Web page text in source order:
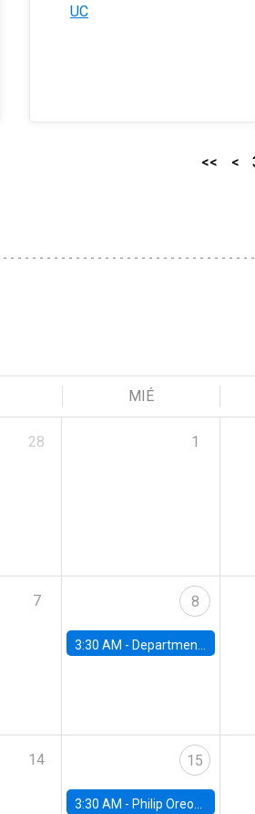
UC
<< <
MIÉ
28 1
7 8
3:30 AM - Department Seminar: James Robinson
14 15
3:30 AM - Philip Oreopolous, University of Toronto